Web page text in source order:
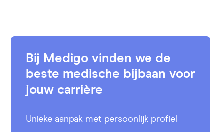
Bij Medigo vinden we de
beste medische bijbaan voor
jouw carrière
Unieke aanpak met persoonlijk profiel